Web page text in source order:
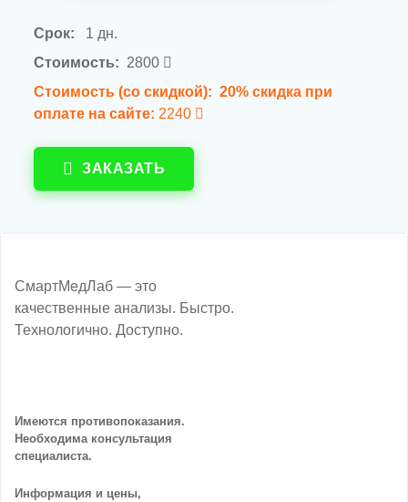
Срок:
1 дн.
Стоимость: 2800
Стоимость (со скидкой): 20% скидка при
оплате на сайте: 2240
ЗАКАЗАТЬ
СмартМедЛаб — это
качественные анализы. Быстро.
Технологично. Доступно.
Имеются противопоказания.
Необходима консультация
специалиста.
Информация и цены,